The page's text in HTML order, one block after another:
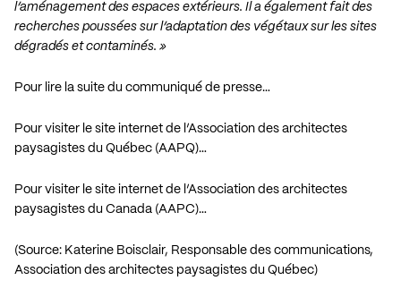
l’aménagement des espaces extérieurs. Il a également fait des
recherches poussées sur l’adaptation des végétaux sur les sites
dégradés et contaminés. »
Pour lire la suite du communiqué de presse…
Pour visiter le site internet de l’Association des architectes
paysagistes du Québec (AAPQ)…
Pour visiter le site internet de l’Association des architectes
paysagistes du Canada (AAPC)…
(Source: Katerine Boisclair, Responsable des communications,
Association des architectes paysagistes du Québec)